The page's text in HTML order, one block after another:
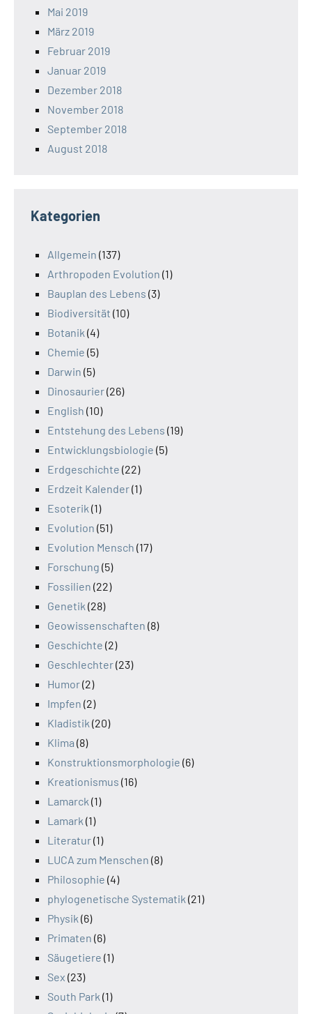
Mai 2019
März 2019
Februar 2019
Januar 2019
Dezember 2018
November 2018
September 2018
August 2018
Kategorien
Allgemein (137)
Arthropoden Evolution (1)
Bauplan des Lebens (3)
Biodiversität (10)
Botanik (4)
Chemie (5)
Darwin (5)
Dinosaurier(26)
English (10)
Entstehung des Lebens (19)
Entwicklungsbiologie (5)
Erdgeschichte (22)
Erdzeit Kalender(1)
Esoterik (1)
Evolution (51)
Evolution Mensch (17)
Forschung (5)
Fossilien (22)
Genetik (28)
Geowissenschaften (8)
Geschichte (2)
Geschlechter(23)
Humor(2)
Impfen (2)
Kladistik (20)
Klima (8)
Konstruktionsmorphologie (6)
Kreationismus (16)
Lamarck (1)
Lamark (1)
Literatur(1)
LUCA zum Menschen (8)
Philosophie (4)
phylogenetische Systematik (21)
Physik (6)
Primaten (6)
Säugetiere (1)
Sex (23)
South Park (1)